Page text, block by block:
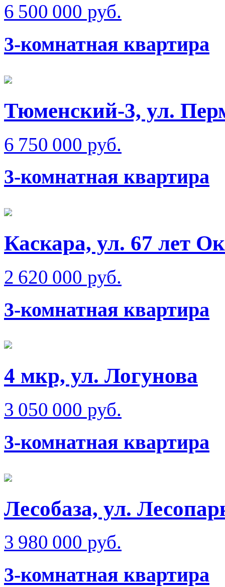
6 500 000 руб.
3-комнатная квартира
Тюменский-3, ул.
6 750 000 руб.
3-комнатная квартира
Каскара, ул. 67 лет
2 620 000 руб.
3-комнатная квартира
4 мкр, ул. Логунова
3 050 000 руб.
3-комнатная квартира
Лесобаза, ул.
3 980 000 руб.
3-комнатная квартира